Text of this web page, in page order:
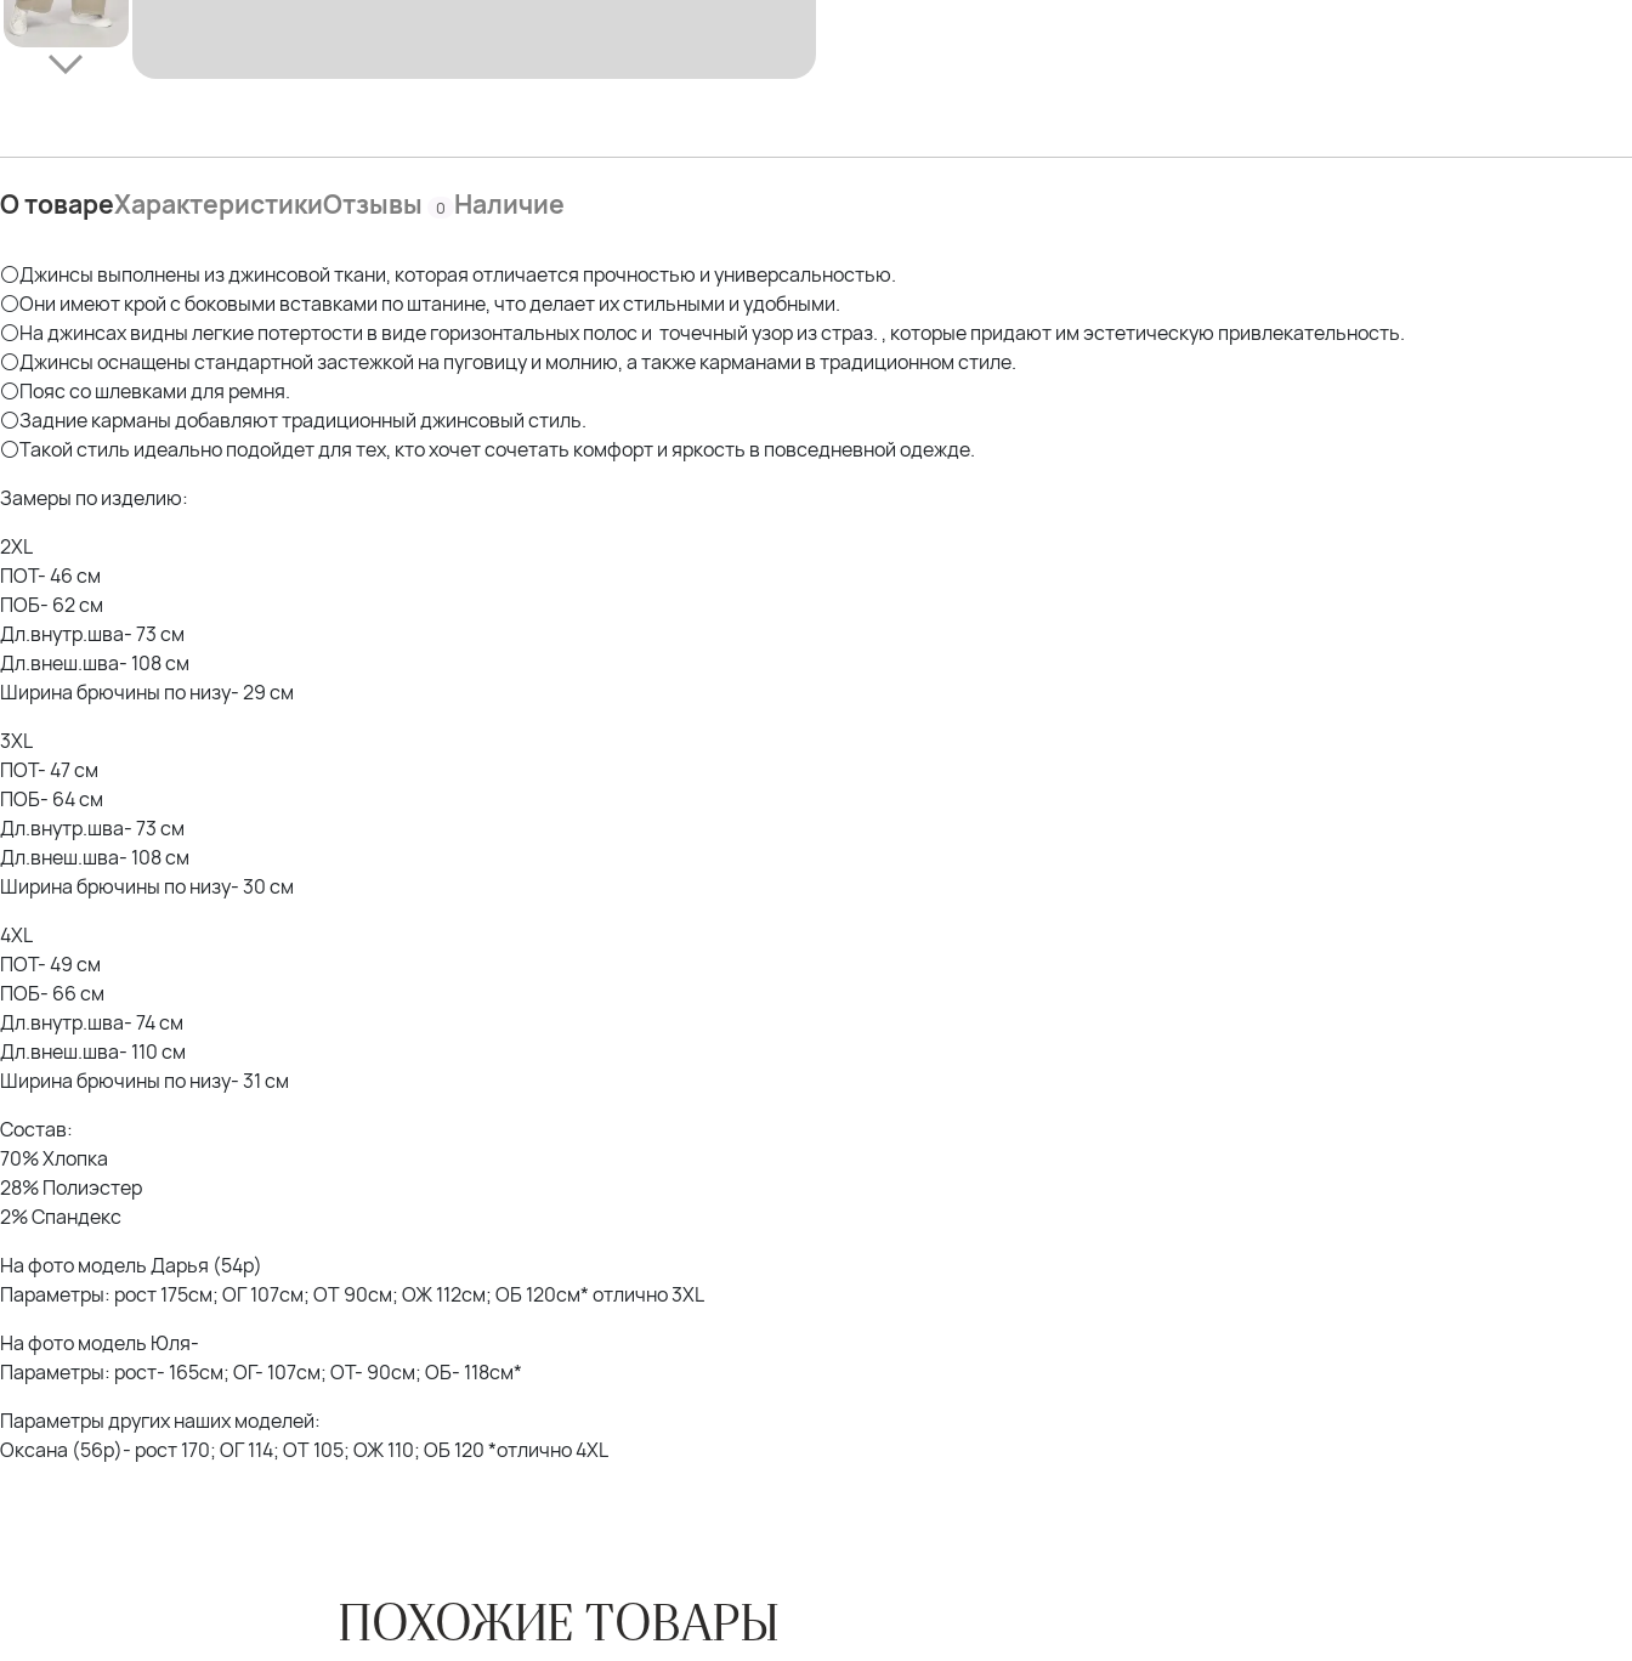
Состав:
70% Хлопка
О товареХарактеристикиОтзывы 0 Наличие
⚪Джинсы выполнены из джинсовой ткани, которая отличается прочностью и универсальностью.
⚪Они имеют крой с боковыми вставками по штанине, что делает их стильными и удобными.
⚪На джинсах видны легкие потертости в виде горизонтальных полос и точечный узор из страз. , которые придают им эстетическую привлекательность.
⚪Джинсы оснащены стандартной застежкой на пуговицу и молнию, а также карманами в традиционном стиле.
⚪Пояс со шлевками для ремня.
⚪Задние карманы добавляют традиционный джинсовый стиль.
⚪Такой стиль идеально подойдет для тех, кто хочет сочетать комфорт и яркость в повседневной одежде.
Замеры по изделию:
2XL
ПОТ- 46 см
ПОБ- 62 см
Дл.внутр.шва- 73 см
Дл.внеш.шва- 108 см
Ширина брючины по низу- 29 см
3XL
ПОТ- 47 см
ПОБ- 64 см
Дл.внутр.шва- 73 см
Дл.внеш.шва- 108 см
Ширина брючины по низу- 30 см
4XL
ПОТ- 49 см
ПОБ- 66 см
Дл.внутр.шва- 74 см
Дл.внеш.шва- 110 см
Ширина брючины по низу- 31 см
Состав:
70% Хлопка
28% Полиэстер
2% Спандекс
На фото модель Дарья (54р)
Параметры: рост 175см; ОГ 107см; ОТ 90см; ОЖ 112см; ОБ 120см* отлично 3XL
На фото модель Юля-
Параметры: рост- 165см; ОГ- 107см; ОТ- 90см; ОБ- 118см*
Параметры других наших моделей:
Оксана (56р)- рост 170; ОГ 114; ОТ 105; ОЖ 110; ОБ 120 *отлично 4XL
ПОХОЖИЕ ТОВАРЫ